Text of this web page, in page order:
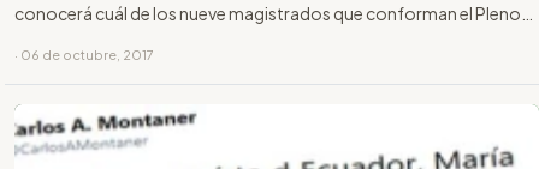
conocerá cuál de los nueve magistrados que conforman el Pleno
· 06 de octubre, 2017